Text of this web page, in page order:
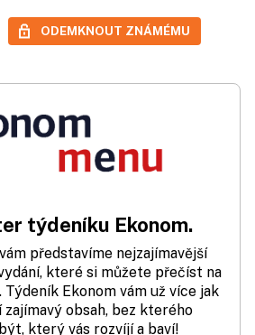
ODEMKNOUT ZNÁMÉMU
týdeníku Ekonom.
představíme nejzajímavější
které si můžete přečíst na
Týdeník Ekonom vám už více jak
obsah, bez kterého
který vás rozvíjí a baví!